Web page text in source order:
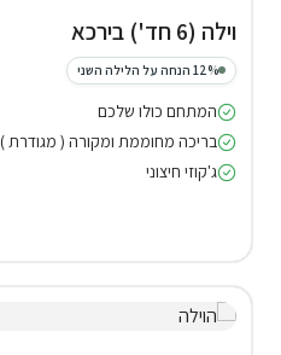
וילה (6 חד') בירכא
12% הנחה על הלילה השני
המתחם כולו שלכם
בריכה מחוממת ומקורה ( מגודרת )
ג'קוזי חיצוני